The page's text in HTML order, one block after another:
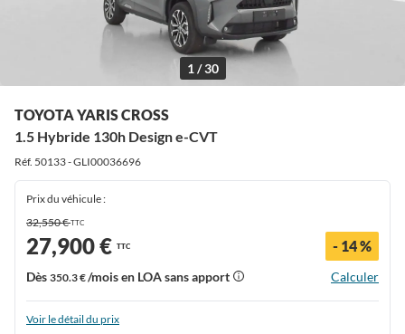
1 / 30
TOYOTA YARIS CROSS
1.5 Hybride 130h Design e-CVT
Réf. 50133 - GLI00036696
Prix du véhicule :
32,550 €TTC
27,900 € TTC - 14 %
Dès 350.3 €/mois en LOA sans apport Calculer
Voir le détail du prix